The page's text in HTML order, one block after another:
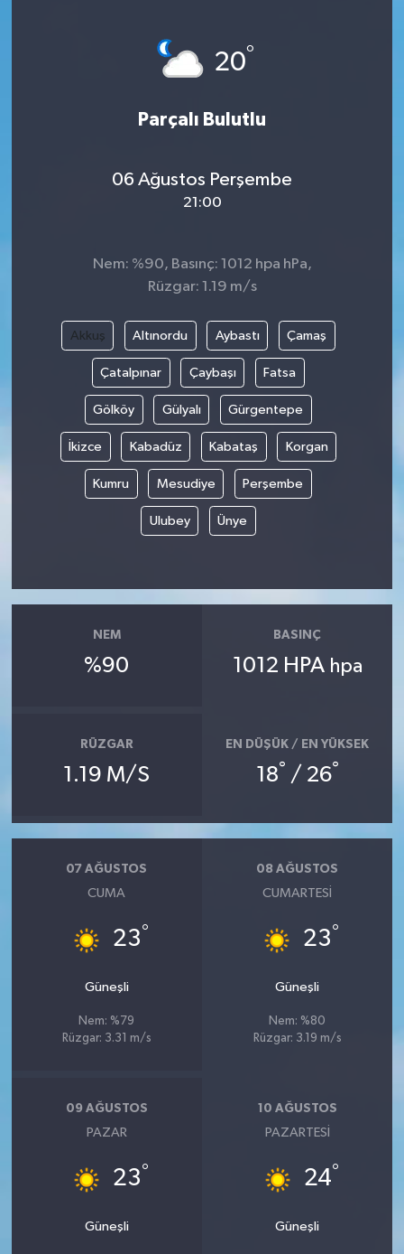
20°
Parçalı Bulutlu
06 Ağustos Perşembe
21:00
Nem: %90, Basınç: 1012 hpa hPa,
Rüzgar: 1.19 m/s
Akkuş Altınordu Aybastı Çamaş
Çatalpınar Çaybaşı Fatsa
Gölköy Gülyalı Gürgentepe
İkizce Kabadüz Kabataş Korgan
Kumru Mesudiye Perşembe
Ulubey Ünye
NEM
%90
BASINÇ
1012 HPA hpa
RÜZGAR
1.19 M/S
EN DÜŞÜK / EN YÜKSEK
18° / 26°
07 AĞUSTOS
CUMA
23°
Güneşli
Nem: %79
Rüzgar: 3.31 m/s
08 AĞUSTOS
CUMARTESI
23°
Güneşli
Nem: %80
Rüzgar: 3.19 m/s
09 AĞUSTOS
PAZAR
23°
Güneşli
10 AĞUSTOS
PAZARTESI
24°
Güneşli